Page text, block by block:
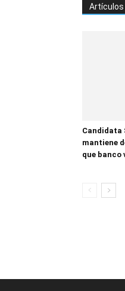
Artículos
Candidata
mantiene
que banco